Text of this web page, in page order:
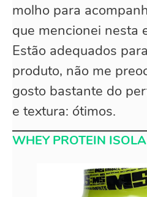
molho para
que mencionei nesta
Estão adequados
produto, não me
gosto bastante do
e textura: ótimos.
WHEY PROTEIN